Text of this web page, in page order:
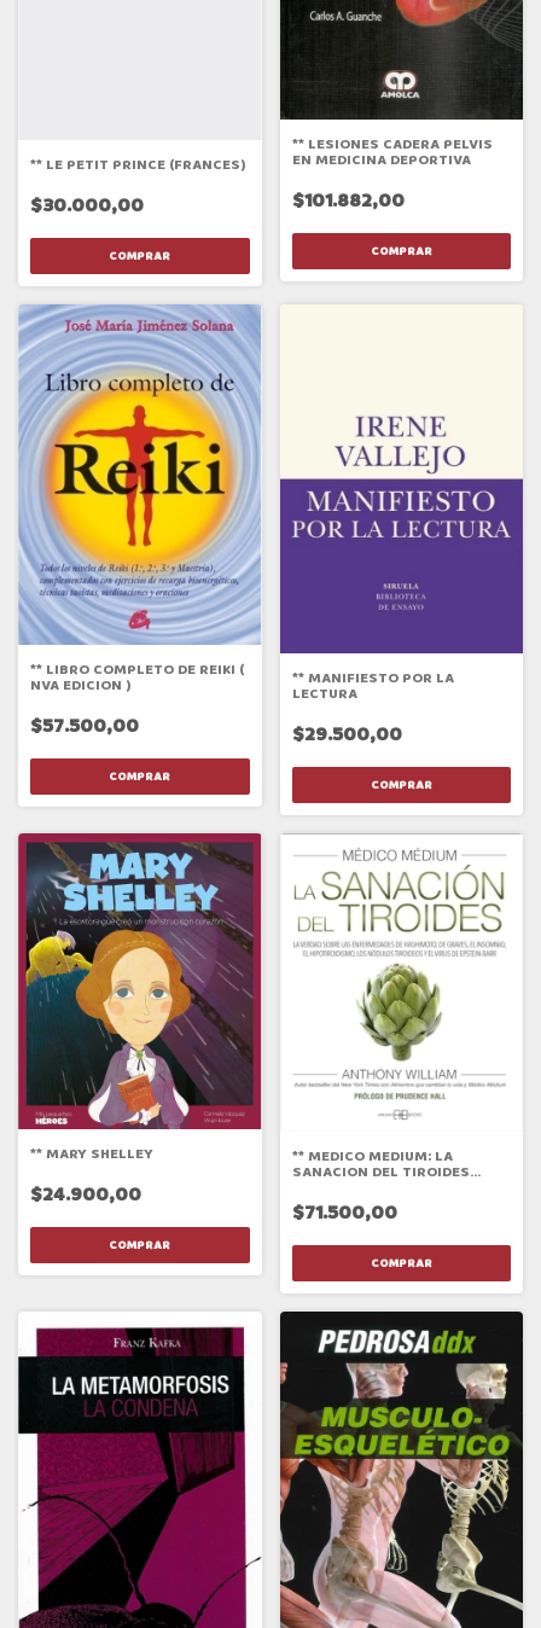
** LE PETIT PRINCE (FRANCES)
$30.000,00
** LESIONES CADERA PELVIS
EN MEDICINA DEPORTIVA
$101.882,00
** LIBRO COMPLETO DE REIKI (
NVA EDICION )
$57.500,00
** MANIFIESTO POR LA
LECTURA
$29.500,00
** MARY SHELLEY
$24.900,00
** MEDICO MEDIUM: LA
SANACION DEL TIROIDES
$71.500,00